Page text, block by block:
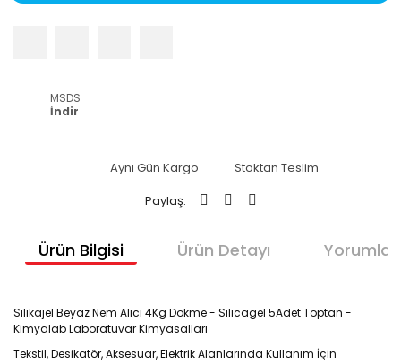
MSDS
İndir
Aynı Gün Kargo
Stoktan Teslim
Paylaş:
Ürün Bilgisi Ürün Detayı Yorumlar
Silikajel Beyaz Nem Alıcı 4Kg Dökme - Silicagel 5Adet Toptan -
Kimyalab Laboratuvar Kimyasalları
Tekstil, Desikatör, Aksesuar, Elektrik Alanlarında Kullanım İçin